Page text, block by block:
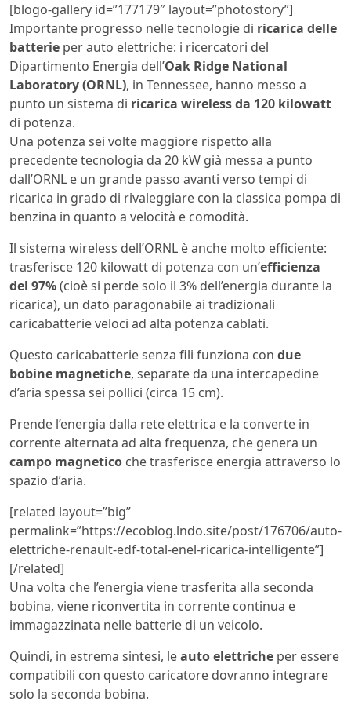
[blogo-gallery id=”177179″ layout=”photostory”]
Importante progresso nelle tecnologie di ricarica delle
batterie per auto elettriche: i ricercatori del
Dipartimento Energia dell’Oak Ridge National
Laboratory (ORNL), in Tennessee, hanno messo a
punto un sistema di ricarica wireless da 120 kilowatt
di potenza.
Una potenza sei volte maggiore rispetto alla
precedente tecnologia da 20 kW già messa a punto
dall’ORNL e un grande passo avanti verso tempi di
ricarica in grado di rivaleggiare con la classica pompa di
benzina in quanto a velocità e comodità.
Il sistema wireless dell’ORNL è anche molto efficiente:
trasferisce 120 kilowatt di potenza con un’efficienza
del 97%(cioè si perde solo il 3% dell’energia durante la
ricarica), un dato paragonabile ai tradizionali
caricabatterie veloci ad alta potenza cablati.
Questo caricabatterie senza fili funziona con due
bobine magnetiche, separate da una intercapedine
d’aria spessa sei pollici (circa 15 cm).
Prende l’energia dalla rete elettrica e la converte in
corrente alternata ad alta frequenza, che genera un
campo magnetico che trasferisce energia attraverso lo
spazio d’aria.
[related layout=”big”
permalink=”https://ecoblog.lndo.site/post/176706/auto-
elettriche-renault-edf-total-enel-ricarica-intelligente”]
[/related]
Una volta che l’energia viene trasferita alla seconda
bobina, viene riconvertita in corrente continua e
immagazzinata nelle batterie di un veicolo.
Quindi, in estrema sintesi, leauto elettriche per essere
compatibili con questo caricatore dovranno integrare
solo la seconda bobina.